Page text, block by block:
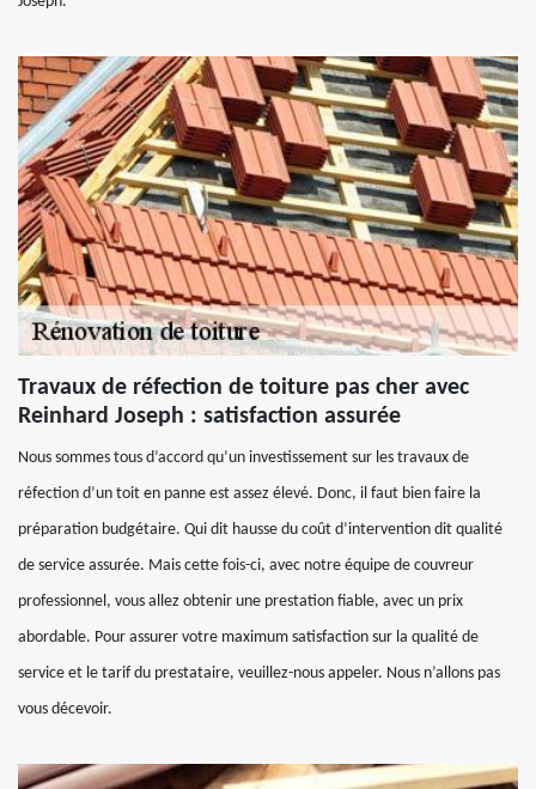
Travaux de réfection de toiture pas cher avec
Reinhard Joseph : satisfaction assurée
Nous sommes tous d’accord qu’un investissement sur les travaux de
réfection d’un toit en panne est assez élevé. Donc, il faut bien faire la
préparation budgétaire. Qui dit hausse du coût d’intervention dit qualité
de service assurée. Mais cette fois-ci, avec notre équipe de couvreur
professionnel, vous allez obtenir une prestation fiable, avec un prix
abordable. Pour assurer votre maximum satisfaction sur la qualité de
service et le tarif du prestataire, veuillez-nous appeler. Nous n’allons pas
vous décevoir.